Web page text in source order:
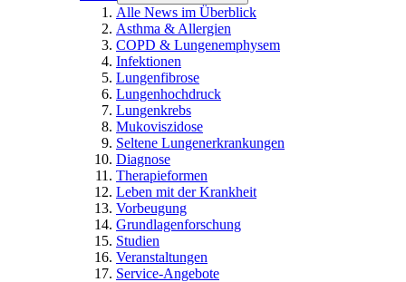
Alle News im Überblick
Asthma & Allergien
COPD & Lungenemphysem
Infektionen
Lungenfibrose
Lungenhochdruck
Lungenkrebs
Mukoviszidose
Seltene Lungenerkrankungen
Diagnose
Therapieformen
Leben mit der Krankheit
Vorbeugung
Grundlagenforschung
Studien
Veranstaltungen
Service-Angebote